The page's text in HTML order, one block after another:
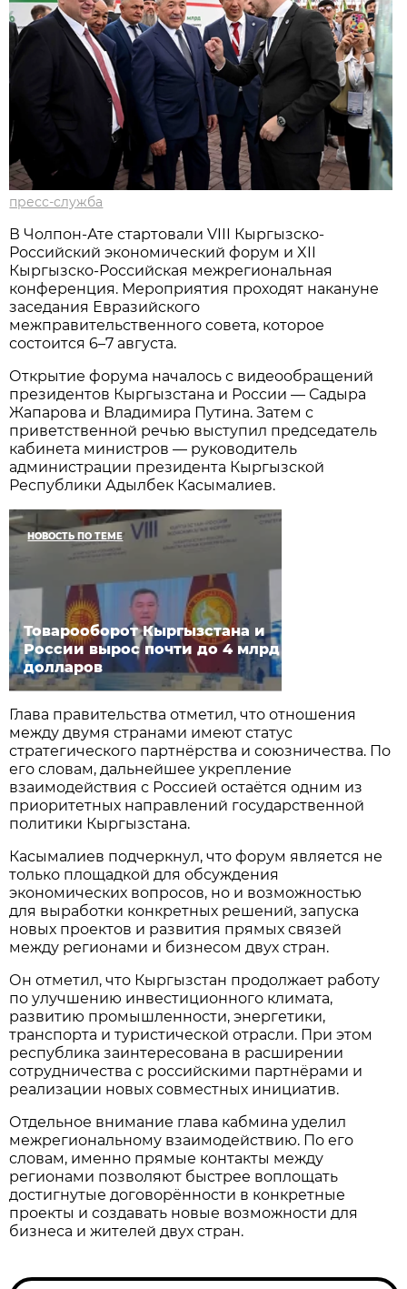
пресс-служба
В Чолпон-Ате стартовали VIII Кыргызско-
Российский экономический форум и XII
Кыргызско-Российская межрегиональная
конференция. Мероприятия проходят накануне
заседания Евразийского
межправительственного совета, которое
состоится 6–7 августа.
Открытие форума началось с видеообращений
президентов Кыргызстана и России — Садыра
Жапарова и Владимира Путина. Затем с
приветственной речью выступил председатель
кабинета министров — руководитель
администрации президента Кыргызской
Республики Адылбек Касымалиев.
НОВОСТЬ ПО ТЕМЕ
Товарооборот Кыргызстана и
России вырос почти до 4 млрд
долларов
Глава правительства отметил, что отношения
между двумя странами имеют статус
стратегического партнёрства и союзничества. По
его словам, дальнейшее укрепление
взаимодействия с Россией остаётся одним из
приоритетных направлений государственной
политики Кыргызстана.
Касымалиев подчеркнул, что форум является не
только площадкой для обсуждения
экономических вопросов, но и возможностью
для выработки конкретных решений, запуска
новых проектов и развития прямых связей
между регионами и бизнесом двух стран.
Он отметил, что Кыргызстан продолжает работу
по улучшению инвестиционного климата,
развитию промышленности, энергетики,
транспорта и туристической отрасли. При этом
республика заинтересована в расширении
сотрудничества с российскими партнёрами и
реализации новых совместных инициатив.
Отдельное внимание глава кабмина уделил
межрегиональному взаимодействию. По его
словам, именно прямые контакты между
регионами позволяют быстрее воплощать
достигнутые договорённости в конкретные
проекты и создавать новые возможности для
бизнеса и жителей двух стран.